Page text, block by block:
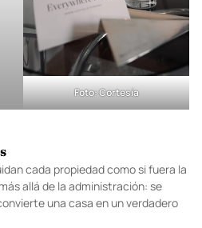
Foto: Cortesía
cada propiedad como si fuera la
allá de la administración: se
una casa en un verdadero